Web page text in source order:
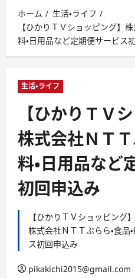
メ
ニ
ュ
ー
ホーム
生活・ライフ
【ひかりＴＶショッピング】株
料・日用品など定期便サービス
生活・ライフ
【ひかりＴＶ
株式会社ＮＴＴ
料・日用品など
初回申込み
【ひかりＴＶショッピング
株式会社ＮＴＴぷらら・食品
ス初回申込み
pikakichi2015@gmail.com